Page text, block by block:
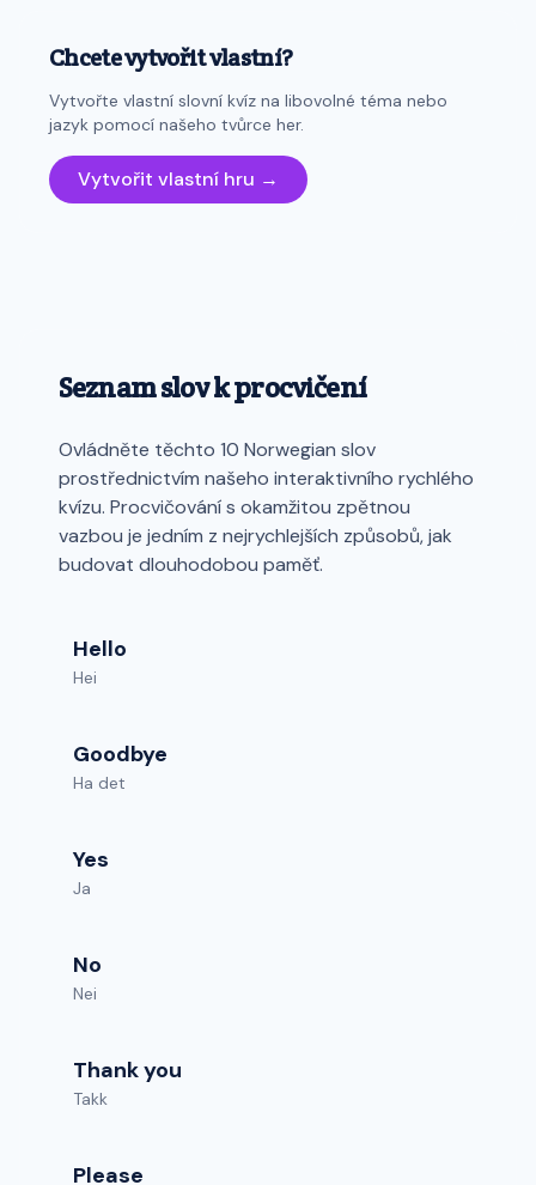
Chcete vytvořit vlastní?
Vytvořte vlastní slovní kvíz na libovolné téma nebo
jazyk pomocí našeho tvůrce her.
Vytvořit vlastní hru →
Seznam slov k procvičení
Ovládněte těchto 10 Norwegian slov
prostřednictvím našeho interaktivního rychlého
kvízu. Procvičování s okamžitou zpětnou
vazbou je jedním z nejrychlejších způsobů, jak
budovat dlouhodobou paměť.
Hello
Hei
Goodbye
Ha det
Yes
Ja
No
Nei
Thank you
Takk
Please